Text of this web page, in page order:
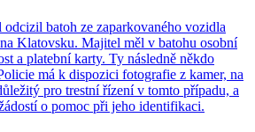
odcizil batoh ze zaparkovaného vozidla
Klatovsku. Majitel měl v batohu osobní
a platební karty. Ty následně někdo
má k dispozici fotografie z kamer, na
pro trestní řízení v tomto případu, a
o pomoc při jeho identifikaci.